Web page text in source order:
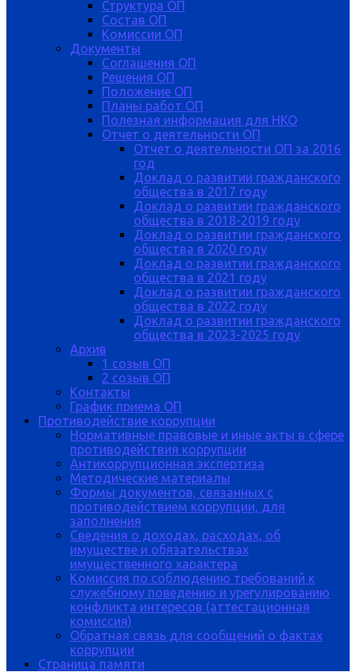
Структура ОП
Состав ОП
Комиссии ОП
Документы
Соглашения ОП
Решения ОП
Положение ОП
Планы работ ОП
Полезная информация для НКО
Отчет о деятельности ОП
Отчет о деятельности ОП за 2016
год
Доклад о развитии гражданского
общества в 2017 году
Доклад о развитии гражданского
общества в 2018-2019 году
Доклад о развитии гражданского
общества в 2020 году
Доклад о развитии гражданского
общества в 2021 году
Доклад о развитии гражданского
общества в 2022 году
Доклад о развитии гражданского
общества в 2023-2025 году
Архив
1 созыв ОП
2 созыв ОП
Контакты
График приема ОП
Противодействие коррупции
Нормативные правовые и иные акты в сфере
противодействия коррупции
Антикоррупционная экспертиза
Методические материалы
Формы документов, связанных с
противодействием коррупции, для
заполнения
Сведения о доходах, расходах, об
имуществе и обязательствах
имущественного характера
Комиссия по соблюдению требований к
служебному поведению и урегулированию
конфликта интересов (аттестационная
комиссия)
Обратная связь для сообщений о фактах
коррупции
Страница памяти